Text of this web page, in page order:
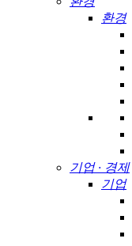
환경
기업 · 경제
기업